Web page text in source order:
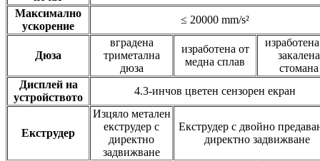
Максимално
ускорение
≤ 20000 mm/s²
Дюза
вградена
триметална
дюза
изработена от
медна сплав
закалена
стомана
Дисплей на
устройството
4.3-инчов цветен сензорен екран
Екструдер
Изцяло метален
екструдер с
директно
задвижване
Екструдер с двойно
директно задвижване